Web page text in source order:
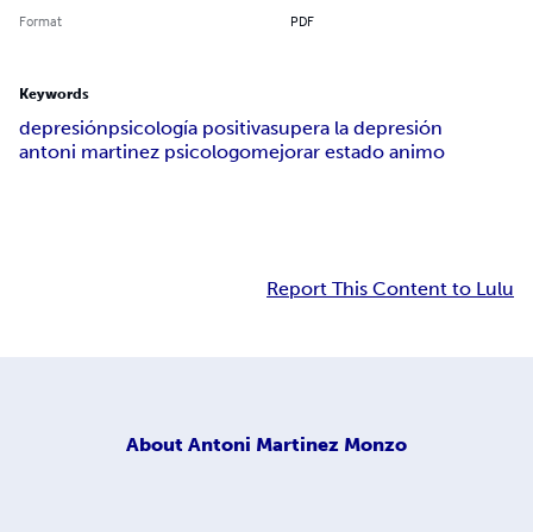
Format PDF
Keywords
depresiónpsicología positivasupera la depresión
antoni martinez psicologomejorar estado animo
Report This Content to Lulu
About Antoni Martinez Monzo